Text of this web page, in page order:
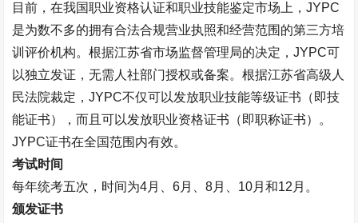
目前，在我国职业资格认证和职业技能鉴定市场上，JYPC
是为数不多的拥有合法合规营业执照和经营范围的第三方培
训评价机构。根据江苏省市场监督管理局的决定，JYPC可
以独立发证，无需人社部门授权或备案。根据江苏省高级人
民法院裁定，JYPC不仅可以发放职业技能等级证书（即技
能证书），而且可以发放职业资格证书（即职称证书）。
JYPC证书在全国范围内有效。
考试时间
每年统考五次，时间为4月、6月、8月、 10月和12 月。
颁发证书